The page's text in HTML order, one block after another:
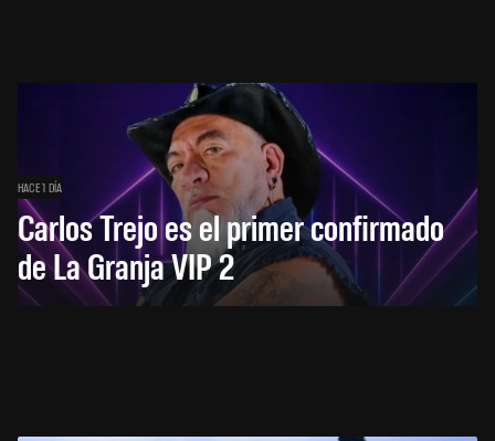
HACE 1 DÍA
Carlos Trejo es el primer confirmado
de La Granja VIP 2